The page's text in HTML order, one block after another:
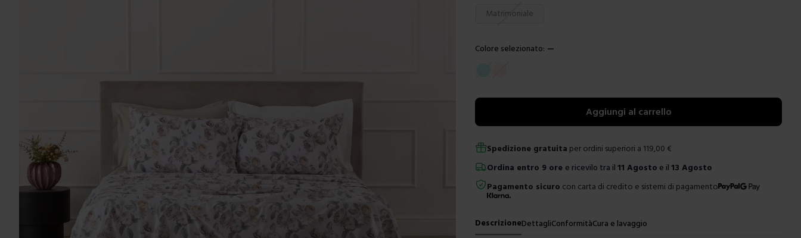
Scegli una misura
Matrimoniale
Colore selezionato: —
Aggiungi al carrello
Spedizione gratuita per ordini superiori a 119,00 €
Ordina entro 9 ore e ricevilo tra il11 Agosto e il 13 Agosto
Pagamento sicuro con carta di credito e sistemi di pagamento
DescrizioneDettagliConformitàCura e lavaggio